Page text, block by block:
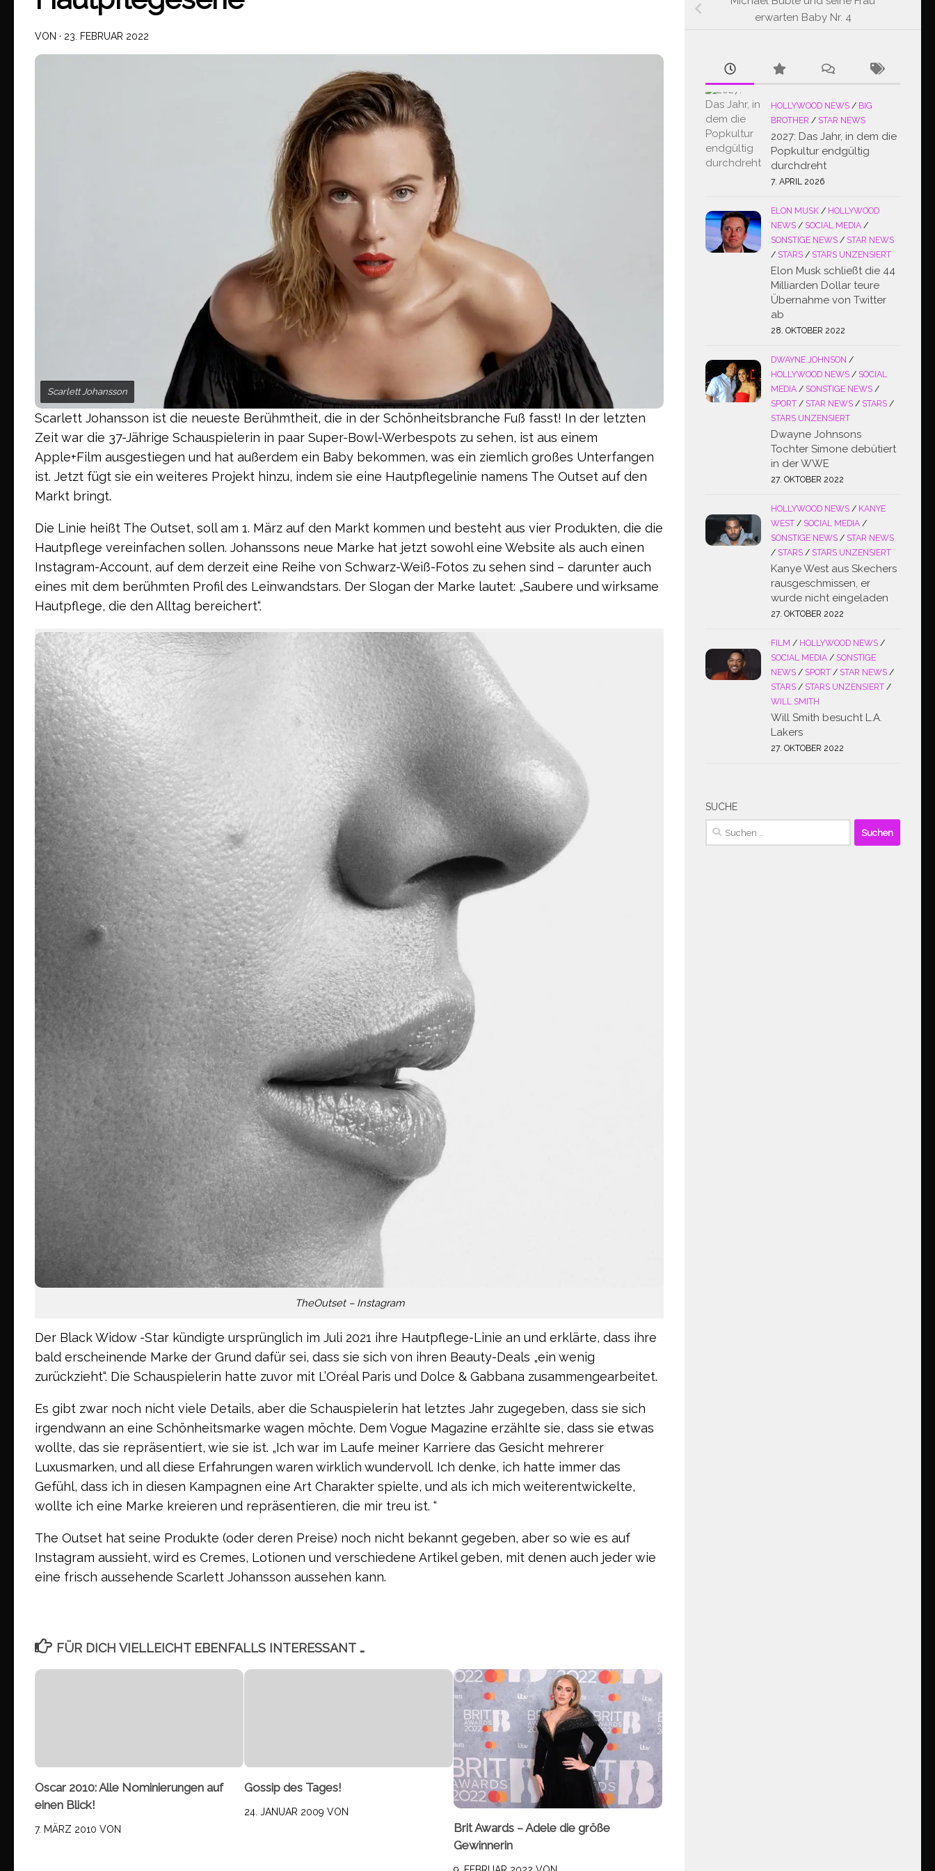
VON · 23. FEBRUAR 2022
Scarlett Johansson
Scarlett Johansson ist die neueste Berühmtheit, die in der Schönheitsbranche Fuß fasst! In der letzten
Zeit war die 37-Jährige Schauspielerin in paar Super-Bowl-Werbespots zu sehen, ist aus einem
Apple+Film ausgestiegen und hat außerdem ein Baby bekommen, was ein ziemlich großes Unterfangen
ist. Jetzt fügt sie ein weiteres Projekt hinzu, indem sie eine Hautpflegelinie namens The Outset auf den
Markt bringt.
Die Linie heißt The Outset, soll am 1. März auf den Markt kommen und besteht aus vier Produkten, die die
Hautpflege vereinfachen sollen. Johanssons neue Marke hat jetzt sowohl eine Website als auch einen
Instagram-Account, auf dem derzeit eine Reihe von Schwarz-Weiß-Fotos zu sehen sind – darunter auch
eines mit dem berühmten Profil des Leinwandstars. Der Slogan der Marke lautet: „Saubere und wirksame
Hautpflege, die den Alltag bereichert“.
TheOutset – Instagram
Der Black Widow -Star kündigte ursprünglich im Juli 2021 ihre Hautpflege-Linie an und erklärte, dass ihre
bald erscheinende Marke der Grund dafür sei, dass sie sich von ihren Beauty-Deals „ein wenig
zurückzieht“. Die Schauspielerin hatte zuvor mit L’Oréal Paris und Dolce & Gabbana zusammengearbeitet.
Es gibt zwar noch nicht viele Details, aber die Schauspielerin hat letztes Jahr zugegeben, dass sie sich
irgendwann an eine Schönheitsmarke wagen möchte. Dem Vogue Magazine erzählte sie, dass sie etwas
wollte, das sie repräsentiert, wie sie ist. „Ich war im Laufe meiner Karriere das Gesicht mehrerer
Luxusmarken, und all diese Erfahrungen waren wirklich wundervoll. Ich denke, ich hatte immer das
Gefühl, dass ich in diesen Kampagnen eine Art Charakter spielte, und als ich mich weiterentwickelte,
wollte ich eine Marke kreieren und repräsentieren, die mir treu ist. “
The Outset hat seine Produkte (oder deren Preise) noch nicht bekannt gegeben, aber so wie es auf
Instagram aussieht, wird es Cremes, Lotionen und verschiedene Artikel geben, mit denen auch jeder wie
eine frisch aussehende Scarlett Johansson aussehen kann.
FÜR DICH VIELLEICHT EBENFALLS INTERESSANT …
Oscar 2010: Alle Nominierungen auf
einen Blick!
7. MÄRZ 2010 VON
Gossip des Tages!
24. JANUAR 2009 VON
Brit Awards – Adele die größe
Gewinnerin
erwarten Baby Nr. 4
HOLLYWOOD NEWS / BIG
BROTHER / STAR NEWS
2027: Das Jahr, in dem die
Popkultur endgültig
durchdreht
7. APRIL 2026
ELON MUSK / HOLLYWOOD
NEWS / SOCIAL MEDIA /
SONSTIGE NEWS / STAR NEWS
/ STARS / STARS UNZENSIERT
Elon Musk schließt die 44
Milliarden Dollar teure
Übernahme von Twitter
ab
28. OKTOBER 2022
DWAYNE JOHNSON /
HOLLYWOOD NEWS / SOCIAL
MEDIA / SONSTIGE NEWS /
SPORT / STAR NEWS / STARS /
STARS UNZENSIERT
Dwayne Johnsons
Tochter Simone debütiert
in der WWE
27. OKTOBER 2022
HOLLYWOOD NEWS / KANYE
WEST / SOCIAL MEDIA /
SONSTIGE NEWS / STAR NEWS
/ STARS / STARS UNZENSIERT
Kanye West aus Skechers
rausgeschmissen, er
wurde nicht eingeladen
27. OKTOBER 2022
FILM / HOLLYWOOD NEWS /
SOCIAL MEDIA / SONSTIGE
NEWS / SPORT / STAR NEWS /
STARS / STARS UNZENSIERT /
WILL SMITH
Will Smith besucht L.A.
Lakers
27. OKTOBER 2022
SUCHE
Suchen
nach: